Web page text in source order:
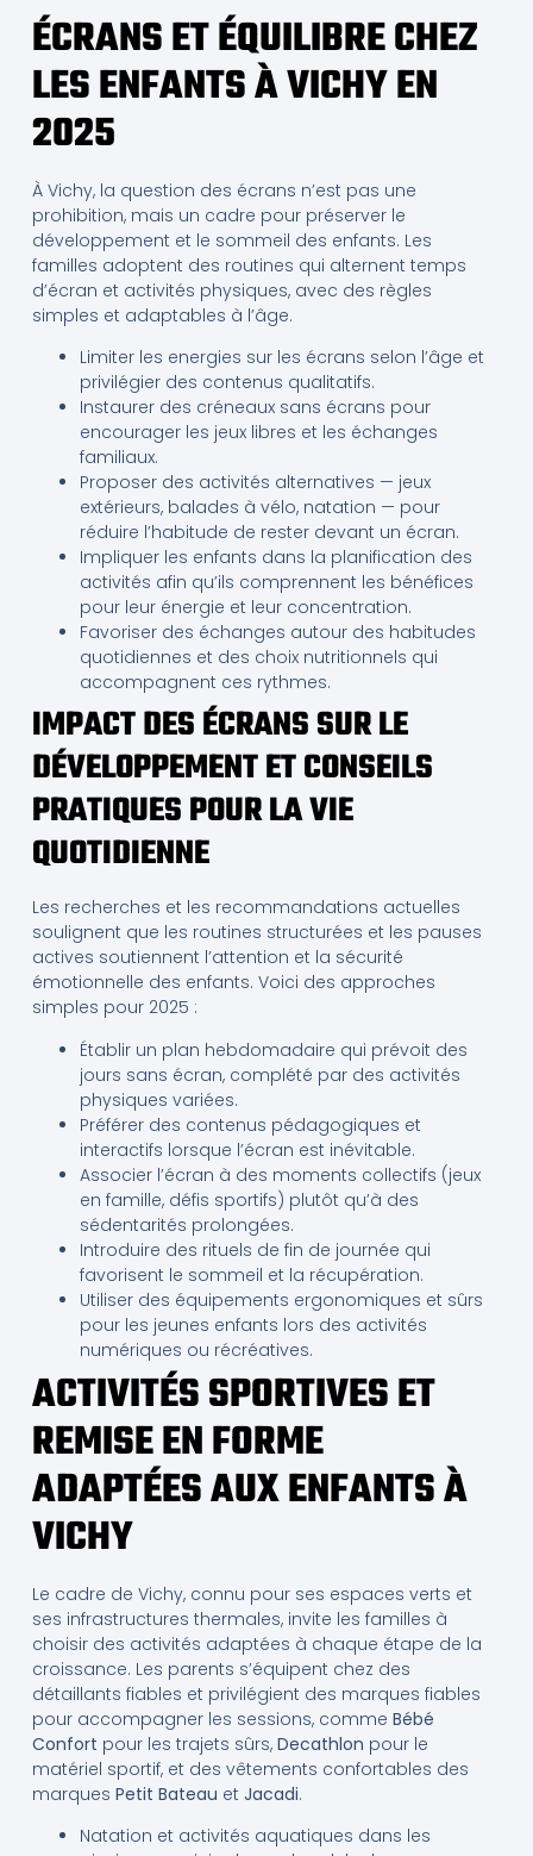
ÉCRANS ET ÉQUILIBRE CHEZ
LES ENFANTS À VICHY EN
2025
À Vichy, la question des écrans n’est pas une
prohibition, mais un cadre pour préserver le
développement et le sommeil des enfants. Les
familles adoptent des routines qui alternent temps
d’écran et activités physiques, avec des règles
simples et adaptables à l’âge.
Limiter les energies sur les écrans selon l’âge et
privilégier des contenus qualitatifs.
Instaurer des créneaux sans écrans pour
encourager les jeux libres et les échanges
familiaux.
Proposer des activités alternatives — jeux
extérieurs, balades à vélo, natation — pour
réduire l’habitude de rester devant un écran.
Impliquer les enfants dans la planification des
activités afin qu’ils comprennent les bénéfices
pour leur énergie et leur concentration.
Favoriser des échanges autour des habitudes
quotidiennes et des choix nutritionnels qui
accompagnent ces rythmes.
IMPACT DES ÉCRANS SUR LE
DÉVELOPPEMENT ET CONSEILS
PRATIQUES POUR LA VIE
QUOTIDIENNE
Les recherches et les recommandations actuelles
soulignent que les routines structurées et les pauses
actives soutiennent l’attention et la sécurité
émotionnelle des enfants. Voici des approches
simples pour 2025 :
Établir un plan hebdomadaire qui prévoit des
jours sans écran, complété par des activités
physiques variées.
Préférer des contenus pédagogiques et
interactifs lorsque l’écran est inévitable.
Associer l’écran à des moments collectifs (jeux
en famille, défis sportifs) plutôt qu’à des
sédentarités prolongées.
Introduire des rituels de fin de journée qui
favorisent le sommeil et la récupération.
Utiliser des équipements ergonomiques et sûrs
pour les jeunes enfants lors des activités
numériques ou récréatives.
ACTIVITÉS SPORTIVES ET
REMISE EN FORME
ADAPTÉES AUX ENFANTS À
VICHY
Le cadre de Vichy, connu pour ses espaces verts et
ses infrastructures thermales, invite les familles à
choisir des activités adaptées à chaque étape de la
croissance. Les parents s’équipent chez des
détaillants fiables et privilégient des marques fiables
pour accompagner les sessions, comme Bébé
Confort pour les trajets sûrs, Decathlon pour le
matériel sportif, et des vêtements confortables des
marques Petit Bateau et Jacadi.
Natation et activités aquatiques dans les